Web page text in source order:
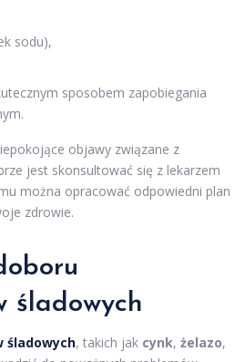
sodu),
sposobem zapobiegania
objawy związane z
jest skonsultować się z lekarzem
można opracować odpowiedni plan
zdrowie.
śladowych
śladowych, takich jak cynk, żelazo,